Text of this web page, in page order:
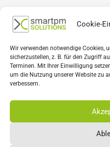
Cookie-
Wir verwenden notwendige Cookies,
sicherzustellen, z. B. für den Zugriff
Terminen. Mit Ihrer Einwilligung
um die Nutzung unserer Website zu
verbessern.